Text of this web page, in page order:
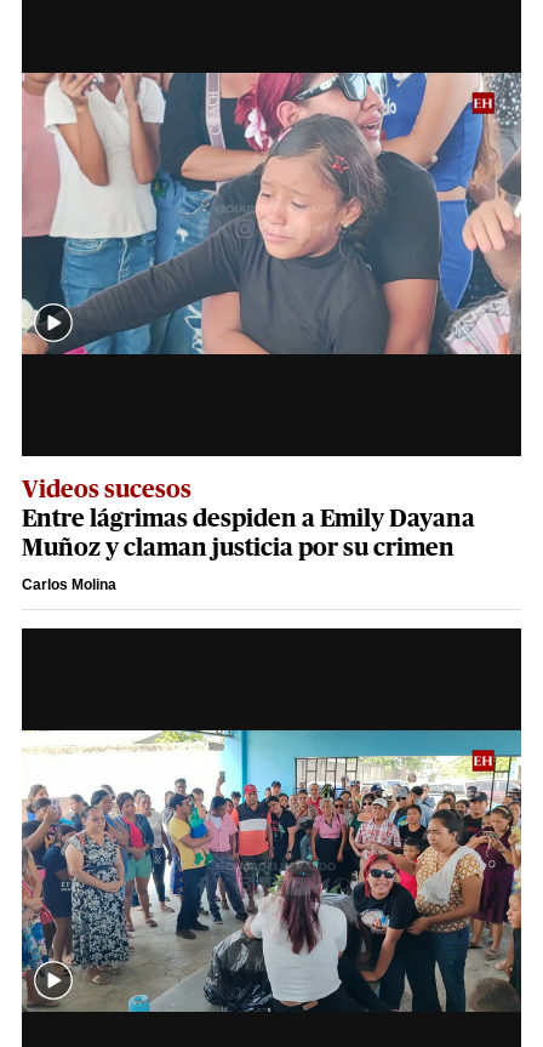
Videos sucesos
Entre lágrimas despiden a Emily Dayana
Muñoz y claman justicia por su crimen
Carlos Molina